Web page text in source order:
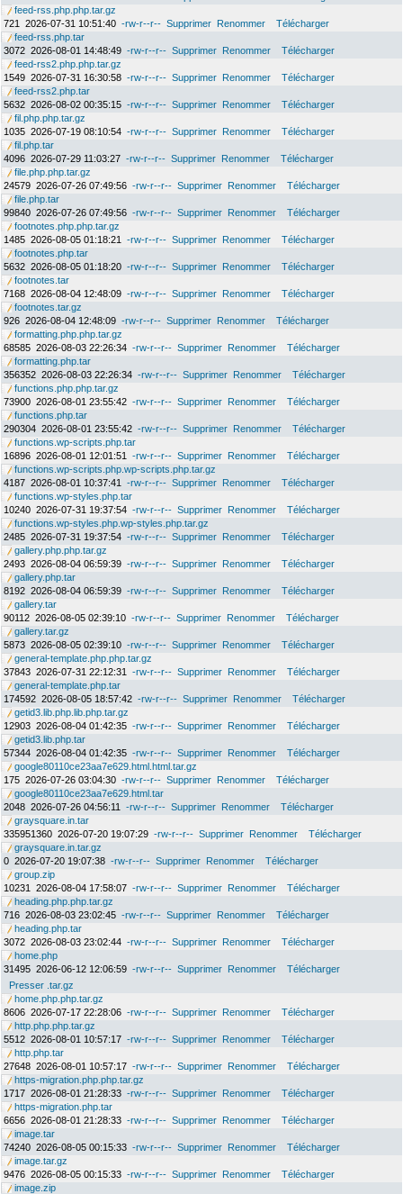
feed-rss.php.php.tar.gz
721
2026-07-31 10:51:40 -rw-r--r-- Supprimer Renommer
Télécharger
feed-rss.php.tar
3072 2026-08-01 14:48:49 -rw-r--r-- Supprimer Renommer
Télécharger
feed-rss2.php.php.tar.gz
1549 2026-07-31 16:30:58 -rw-r--r-- Supprimer Renommer
Télécharger
feed-rss2.php.tar
5632 2026-08-02 00:35:15 -rw-r--r-- Supprimer Renommer
Télécharger
fil.php.php.tar.gz
1035 2026-07-19 08:10:54 -rw-r--r-- Supprimer Renommer
Télécharger
fil.php.tar
4096 2026-07-29 11:03:27 -rw-r--r-- Supprimer Renommer
Télécharger
file.php.php.tar.gz
24579 2026-07-26 07:49:56 -rw-r--r-- Supprimer Renommer
Télécharger
file.php.tar
99840 2026-07-26 07:49:56 -rw-r--r-- Supprimer Renommer
Télécharger
footnotes.php.php.tar.gz
1485 2026-08-05 01:18:21 -rw-r--r-- Supprimer Renommer
Télécharger
footnotes.php.tar
5632 2026-08-05 01:18:20 -rw-r--r-- Supprimer Renommer
Télécharger
footnotes.tar
7168 2026-08-04 12:48:09 -rw-r--r-- Supprimer Renommer
Télécharger
footnotes.tar.gz
926 2026-08-04 12:48:09 -rw-r--r-- Supprimer Renommer
Télécharger
formatting.php.php.tar.gz
68585 2026-08-03 22:26:34 -rw-r--r-- Supprimer Renommer
Télécharger
formatting.php.tar
356352 2026-08-03 22:26:34 -rw-r--r-- Supprimer Renommer
Télécharger
functions.php.php.tar.gz
73900 2026-08-01 23:55:42 -rw-r--r-- Supprimer Renommer
Télécharger
functions.php.tar
290304 2026-08-01 23:55:42 -rw-r--r-- Supprimer Renommer
Télécharger
functions.wp-scripts.php.tar
16896 2026-08-01 12:01:51 -rw-r--r-- Supprimer Renommer
Télécharger
functions.wp-scripts.php.wp-scripts.php.tar.gz
4187 2026-08-01 10:37:41 -rw-r--r-- Supprimer Renommer
Télécharger
functions.wp-styles.php.tar
10240 2026-07-31 19:37:54 -rw-r--r-- Supprimer Renommer
Télécharger
functions.wp-styles.php.wp-styles.php.tar.gz
2485 2026-07-31 19:37:54 -rw-r--r-- Supprimer Renommer
Télécharger
gallery.php.php.tar.gz
2493 2026-08-04 06:59:39 -rw-r--r-- Supprimer Renommer
Télécharger
gallery.php.tar
8192 2026-08-04 06:59:39 -rw-r--r-- Supprimer Renommer
Télécharger
gallery.tar
90112 2026-08-05 02:39:10 -rw-r--r-- Supprimer Renommer
Télécharger
gallery.tar.gz
5873 2026-08-05 02:39:10 -rw-r--r-- Supprimer Renommer
Télécharger
general-template.php.php.tar.gz
37843 2026-07-31 22:12:31 -rw-r--r-- Supprimer Renommer
Télécharger
general-template.php.tar
174592 2026-08-05 18:57:42 -rw-r--r-- Supprimer Renommer
Télécharger
getid3.lib.php.lib.php.tar.gz
12903 2026-08-04 01:42:35 -rw-r--r-- Supprimer Renommer
Télécharger
getid3.lib.php.tar
57344 2026-08-04 01:42:35 -rw-r--r-- Supprimer Renommer
Télécharger
google80110ce23aa7e629.html.html.tar.gz
175 2026-07-26 03:04:30 -rw-r--r-- Supprimer Renommer
Télécharger
google80110ce23aa7e629.html.tar
2048 2026-07-26 04:56:11 -rw-r--r-- Supprimer Renommer
Télécharger
graysquare.in.tar
335951360 2026-07-20 19:07:29 -rw-r--r-- Supprimer Renommer
Télécharger
graysquare.in.tar.gz
0 2026-07-20 19:07:38 -rw-r--r-- Supprimer Renommer
Télécharger
group.zip
10231
2026-08-04 17:58:07 -rw-r--r-- Supprimer Renommer
Télécharger
heading.php.php.tar.gz
716 2026-08-03 23:02:45 -rw-r--r-- Supprimer Renommer
Télécharger
heading.php.tar
3072 2026-08-03 23:02:44 -rw-r--r-- Supprimer Renommer
Télécharger
home.php
31495 2026-06-12 12:06:59 -rw-r--r-- Supprimer Renommer
Télécharger
Presser .tar.gz
home.php.php.tar.gz
8606 2026-07-17 22:28:06 -rw-r--r-- Supprimer Renommer
Télécharger
http.php.php.tar.gz
5512 2026-08-01 10:57:17 -rw-r--r-- Supprimer Renommer
Télécharger
http.php.tar
27648 2026-08-01 10:57:17 -rw-r--r-- Supprimer Renommer
Télécharger
https-migration.php.php.tar.gz
1717 2026-08-01 21:28:33 -rw-r--r-- Supprimer Renommer
Télécharger
https-migration.php.tar
6656 2026-08-01 21:28:33 -rw-r--r-- Supprimer Renommer
Télécharger
image.tar
74240 2026-08-05 00:15:33 -rw-r--r-- Supprimer Renommer
Télécharger
image.tar.gz
9476 2026-08-05 00:15:33 -rw-r--r-- Supprimer Renommer
Télécharger
image.zip